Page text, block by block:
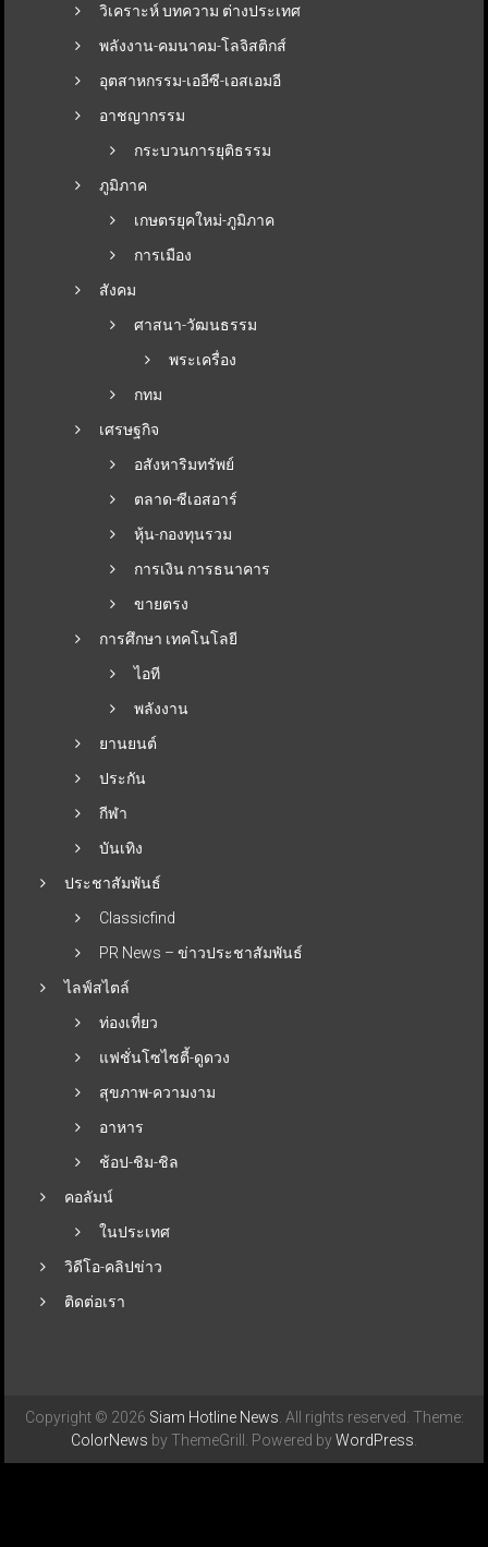
วิเคราะห์ บทความ ต่างประเทศ
พลังงาน-คมนาคม-โลจิสติกส์
อุตสาหกรรม-เออีซี-เอสเอมอี
อาชญากรรม
กระบวนการยุติธรรม
ภูมิภาค
เกษตรยุคใหม่-ภูมิภาค
การเมือง
สังคม
ศาสนา-วัฒนธรรม
พระเครื่อง
กทม
เศรษฐกิจ
อสังหาริมทรัพย์
ตลาด-ซีเอสอาร์
หุ้น-กองทุนรวม
การเงิน การธนาคาร
ขายตรง
การศึกษา เทคโนโลยี
ไอที
พลังงาน
ยานยนต์
ประกัน
กีฬา
บันเทิง
ประชาสัมพันธ์
Classicfind
PR News – ข่าวประชาสัมพันธ์
ไลฟ์สไตล์
ท่องเที่ยว
แฟชั่นโซไซตี้-ดูดวง
สุขภาพ-ความงาม
อาหาร
ช้อป-ชิม-ชิล
คอลัมน์
ในประเทศ
วิดีโอ-คลิปข่าว
ติดต่อเรา
Copyright © 2026 Siam Hotline News . All rights reserved. Theme:
ColorNews by ThemeGrill. Powered byWordPress